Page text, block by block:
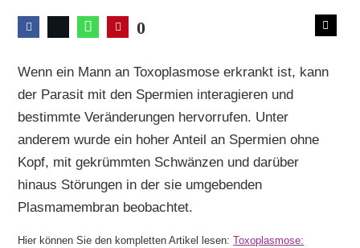
0
Wenn ein Mann an Toxoplasmose erkrankt ist, kann
der Parasit mit den Spermien interagieren und
bestimmte Veränderungen hervorrufen. Unter
anderem wurde ein hoher Anteil an Spermien ohne
Kopf, mit gekrümmten Schwänzen und darüber
hinaus Störungen in der sie umgebenden
Plasmamembran beobachtet.
Hier können Sie den kompletten Artikel lesen:Toxoplasmose: